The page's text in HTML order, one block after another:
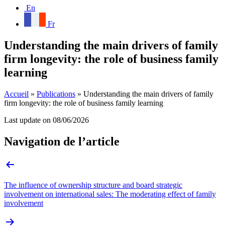
En
Fr
Understanding the main drivers of family
firm longevity: the role of business family
learning
Accueil » Publications » Understanding the main drivers of family
firm longevity: the role of business family learning
Last update on 08/06/2026
Navigation de l’article
The influence of ownership structure and board strategic
involvement on international sales: The moderating effect of family
involvement